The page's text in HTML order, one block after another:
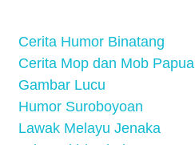
Cerita Humor Binatang
Cerita Mop dan Mob Papua
Gambar Lucu
Humor Suroboyoan
Lawak Melayu Jenaka